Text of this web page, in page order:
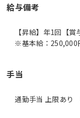
給与備考
【昇給】年1回【
※基本給：250,000
手当
通勤手当 上限あ